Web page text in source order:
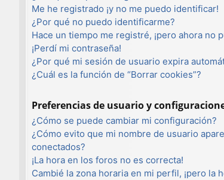
Me he registrado ¡y no me puedo identificar!
¿Por qué no puedo identificarme?
Hace un tiempo me registré, ¡pero ahora no
¡Perdí mi contraseña!
¿Por qué mi sesión de usuario expira
¿Cuál es la función de “Borrar cookies”?
Preferencias de usuario y
¿Cómo se puede cambiar mi configuración?
¿Cómo evito que mi nombre de usuario
conectados?
¡La hora en los foros no es correcta!
Cambié la zona horaria en mi perfil, ¡pero la